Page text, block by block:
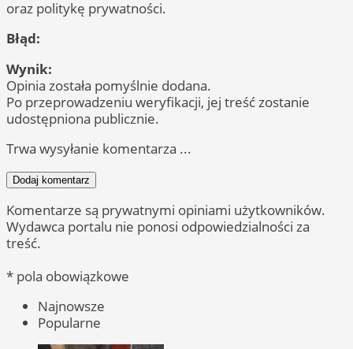
oraz politykę prywatności.
Błąd:
Wynik:
Opinia została pomyślnie dodana.
Po przeprowadzeniu weryfikacji, jej treść zostanie
udostępniona publicznie.
Trwa wysyłanie komentarza ...
Dodaj komentarz
Komentarze są prywatnymi opiniami użytkowników.
Wydawca portalu nie ponosi odpowiedzialności za
treść.
* pola obowiązkowe
Najnowsze
Popularne